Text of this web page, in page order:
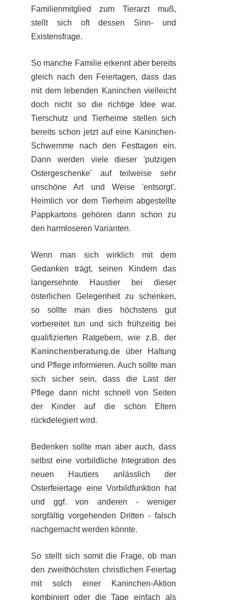
Familienmitglied zum Tierarzt muß,
stellt sich oft dessen Sinn- und
Existensfrage.
So manche Familie erkennt aber bereits
gleich nach den Feiertagen, dass das
mit dem lebenden Kaninchen vielleicht
doch nicht so die richtige Idee war.
Tierschutz und Tierheime stellen sich
bereits schon jetzt auf eine Kaninchen-
Schwemme nach den Festtagen ein.
Dann werden viele dieser 'putzigen
Ostergeschenke' auf teilweise sehr
unschöne Art und Weise 'entsorgt'.
Heimlich vor dem Tierheim abgestellte
Pappkartons gehören dann schon zu
den harmloseren Varianten.
Wenn man sich wirklich mit dem
Gedanken trägt, seinen Kindern das
langersehnte Haustier bei dieser
österlichen Gelegenheit zu schenken,
so sollte man dies höchstens gut
vorbereitet tun und sich frühzeitig bei
qualifizierten Ratgebern, wie z.B. der
Kaninchenberatung.de über Haltung
und Pflege informieren. Auch sollte man
sich sicher sein, dass die Last der
Pflege dann nicht schnell von Seiten
der Kinder auf die schon Eltern
rückdelegiert wird.
Bedenken sollte man aber auch, dass
selbst eine vorbildliche Integration des
neuen Hautiers anlässlich der
Osterfeiertage eine Vorbildfunktion hat
und ggf. von anderen - weniger
sorgfältig vorgehenden Dritten - falsch
nachgemacht werden könnte.
So stellt sich somit die Frage, ob man
den zweithöchsten christlichen Feiertag
mit solch einer Kaninchen-Aktion
kombiniert oder die Tage einfach als